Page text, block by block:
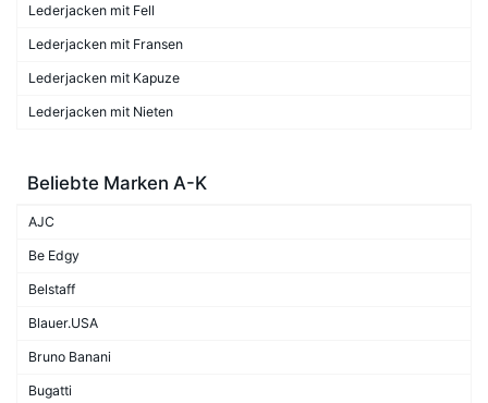
Lederjacken mit Fell
Lederjacken mit Fransen
Lederjacken mit Kapuze
Lederjacken mit Nieten
Beliebte Marken A-K
AJC
Be Edgy
Belstaff
Blauer.USA
Bruno Banani
Bugatti